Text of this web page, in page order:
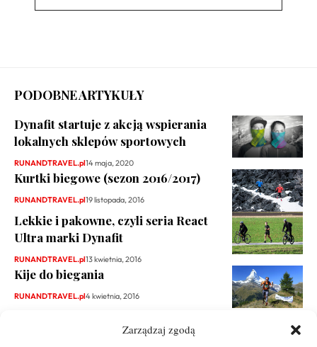
Zarządzaj zgodą
PODOBNE ARTYKUŁY
Dynafit startuje z akcją wspierania
lokalnych sklepów sportowych
RUNANDTRAVEL.pl14 maja, 2020
Kurtki biegowe (sezon 2016/2017)
RUNANDTRAVEL.pl19 listopada, 2016
Lekkie i pakowne, czyli seria React
Ultra marki Dynafit
RUNANDTRAVEL.pl13 kwietnia, 2016
Kije do biegania
RUNANDTRAVEL.pl4 kwietnia, 2016